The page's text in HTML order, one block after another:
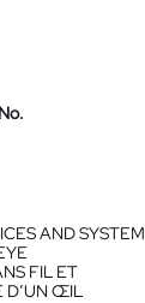
AND SYSTEM
FIL ET
D’UN ŒIL